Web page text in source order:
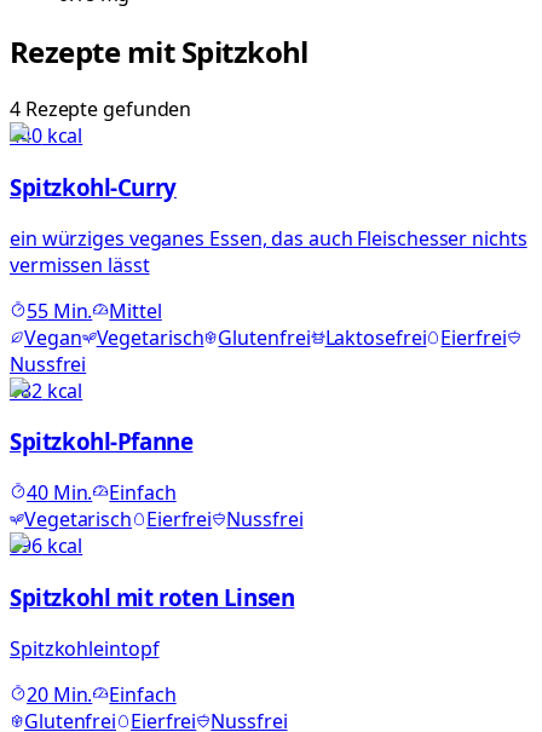
Rezepte mitSpitzkohl
4 Rezeptegefunden
440kcal
Spitzkohl-Curry
ein würziges veganes Essen, das auch Fleischesser nichts
vermissen lässt
55Min.
Mittel
Vegan Vegetarisch Glutenfrei Laktosefrei Eierfrei
Nussfrei
182kcal
Spitzkohl-Pfanne
40Min.
Einfach
Vegetarisch
Eierfrei
Nussfrei
596kcal
Spitzkohl mit roten Linsen
Spitzkohleintopf
20Min.
Einfach
Glutenfrei
Eierfrei Nussfrei